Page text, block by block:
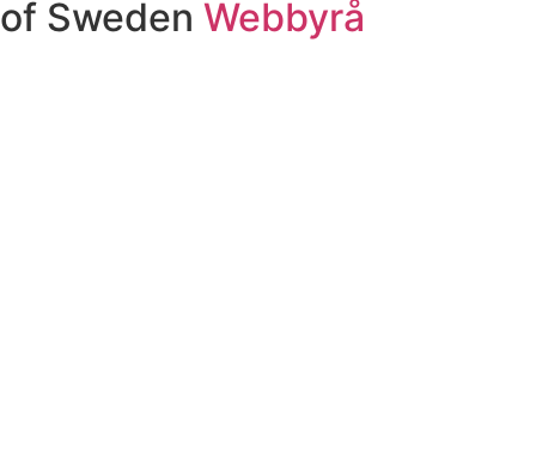
of Sweden Webbyrå